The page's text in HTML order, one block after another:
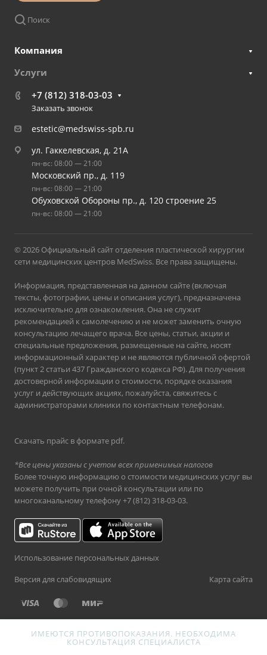
Поиск
Компания
Услуги
+7 (812) 318-03-03
Заказать звонок
estetic@medswiss-spb.ru
ул. Гаккелевская, д. 21А
пн-вс: 08:00 — 21:00
Московский пр., д. 119
пн-вс: 08:00 — 21:00
Обуховской Обороны пр., д. 120 строение 25
пн-вс: 08:00 — 21:00
© 2026 Официальный сайт отделения пластической хирургии
сети медицинских центров MedSwiss. Все права защищены.
Информация, представленная на данном сайте (включая
тексты, фотографии, цены и описания услуг), предназначена
исключительно для ознакомления. Она не служит
рекомендацией к самолечению и не может заменить очную
консультацию лечащего врача. Все цены, статьи, акции и
специальные предложения, размещенные на сайте, носят
информационный характер и не являются публичной офертой
(пункт 2 статьи 437 Гражданского кодекса РФ). Для получения
достоверной информации о стоимости, порядке оказания
услуг и действующих акциях, пожалуйста, свяжитесь с
администраторами клиники по контактным телефонам.
Скачать прайс в формате pdf.
*Все цены указаны с учетом всех применимых налогов
Более точную информацию о стоимости медицинских услуг вы
можете получить при очной консультации или по
многоканальному телефону+7 (812) 318-03-03.
Использование персональных данных
Версия для слабовидящих
Карта сайта
ИМЕЮТСЯ ПРОТИВОПОКАЗАНИЯ. НЕОБХОДИМА
КОНСУЛЬТАЦИЯ СПЕЦИАЛИСТА